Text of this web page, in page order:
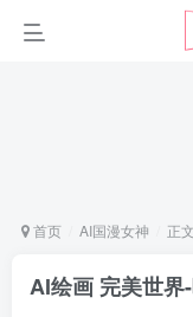
首页 AI国漫女神 正文
AI绘画 完美世